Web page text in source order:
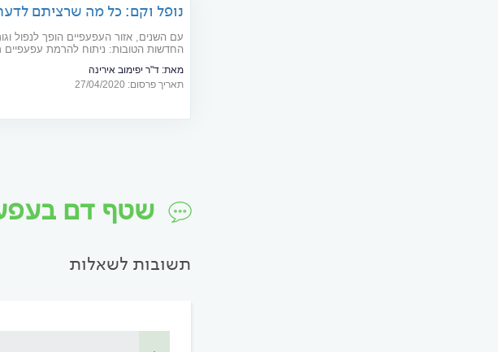
נופל וקם: כל מה שרציתם
עם השנים, אזור העפעפיים הופך לנפול
החדשות הטובות: ניתוח להרמת עפעפיים
הנה כל מה שכדאי לדעת בנושא
מאת: ד"ר יפימוב אירינה
תאריך פרסום: 27/04/2020
שטף דם
תשובות לשאלות